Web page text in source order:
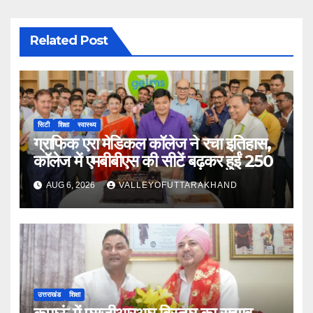
Related Post
सिटी शिक्षा स्वास्थ्य
ग्राफिक एरा मेडिकल कॉलेज ने रचा इतिहास,
कॉलेज में एमबीबीएस की सीटें बढ़कर हुईं 250
AUG 6, 2026 VALLEYOFUTTARAKHAND
उत्तराखंड शिक्षा